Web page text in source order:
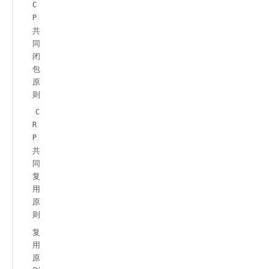
C
P
共
同
闭
包
原
则
C
R
P
共
同
复
用
原
则
复
用
原